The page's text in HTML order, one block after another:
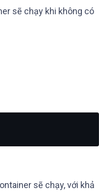
sẽ chạy khi không có
sẽ chạy, với khả